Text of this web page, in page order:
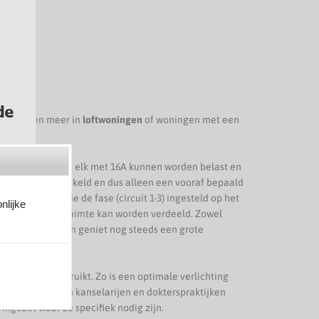
meer en meer in loftwoningen of woningen met een
zijn die elk met 16A kunnen worden belast en
ingeschakeld en dus alleen een vooraf bepaald
de installatie de fase (circuit 1-3) ingesteld op het
rails
door de ruimte kan worden verdeeld. Zowel
toegepast en geniet nog steeds een grote
worden gebruikt. Zo is een optimale verlichting
en kantines, in kanselarijen en dokterspraktijken
waar ze specifiek nodig zijn.